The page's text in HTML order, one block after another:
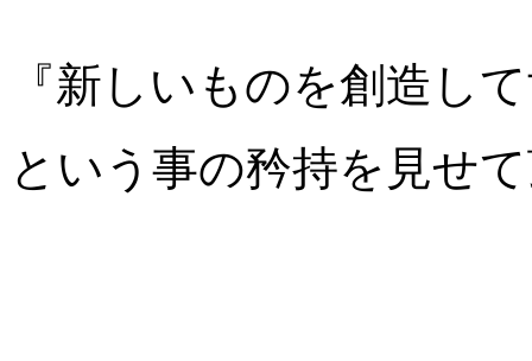
『新しいものを創造し
という事の矜持を見せ